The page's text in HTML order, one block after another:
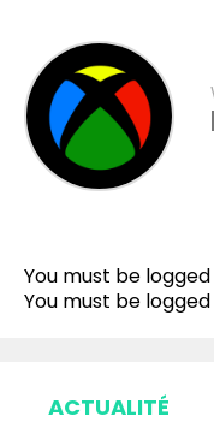
You must be
You must be logged
ACTUALITÉ